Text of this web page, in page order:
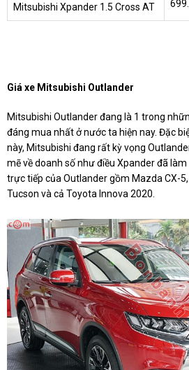
Mitsubishi Xpander 1.5 Cross AT
Giá xe Mitsubishi Outlander
Mitsubishi Outlander đang là 1 trong
đáng mua nhất ở nước ta hiện nay. Đặc
này, Mitsubishi đang rất kỳ vọng
mẽ về doanh số như điều Xpander đã
trực tiếp của Outlander gồm Mazda CX-5,
Tucson và cả Toyota Innova 2020.